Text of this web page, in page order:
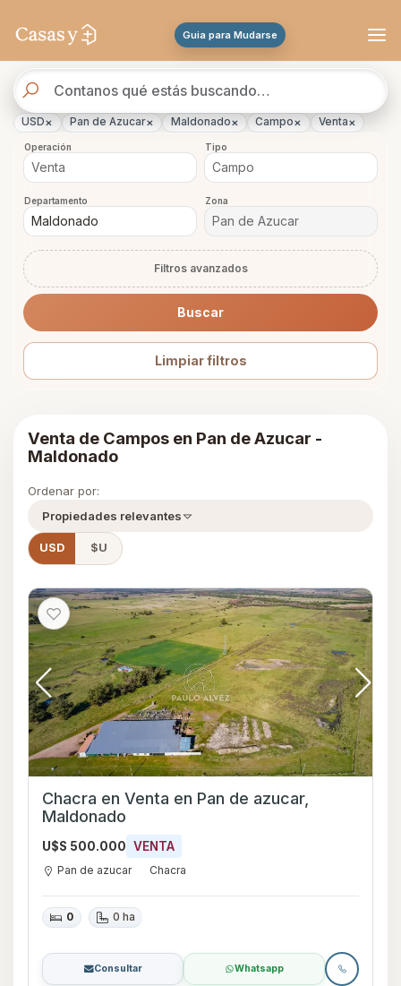
Guia para Mudarse
de
propiedades
USD× Pan de Azucar× Maldonado× Campo× Venta×
Operación Tipo
Departamento Zona
Filtros avanzados
Buscar
Limpiar filtros
Venta de Campos en Pan de Azucar -
Maldonado
Ordenar por:
Propiedades relevantes
USD $U
Chacra en Venta en Pan de azucar,
Maldonado
U$S 500.000 VENTA
Pan de azucar Chacra
0 0 ha
Consultar Whatsapp